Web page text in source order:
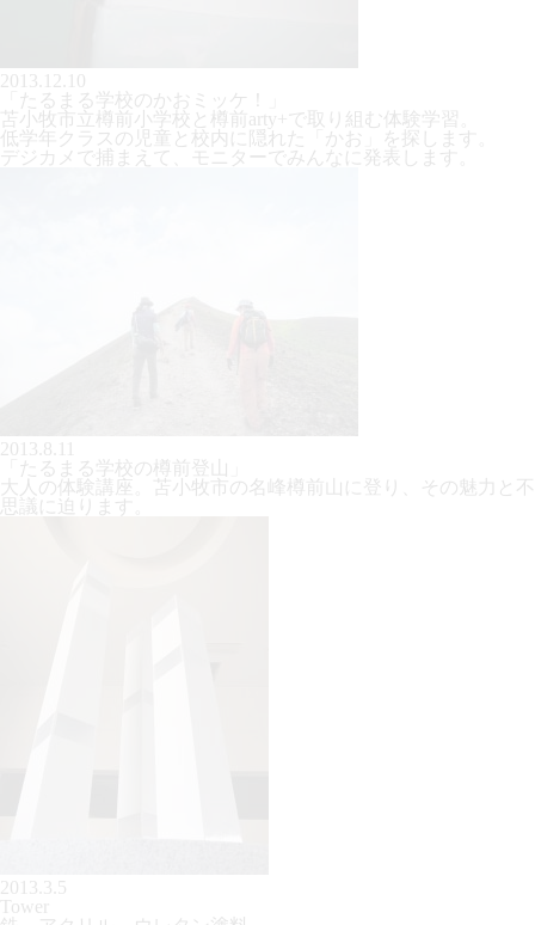
2013.12.10
「たるまる学校のかおミッケ！」
苫小牧市立樽前小学校と樽前arty+で取り組む体験学習。
低学年クラスの児童と校内に隠れた「かお」を探します。
デジカメで捕まえて、モニターでみんなに発表します。
2013.8.11
「たるまる学校の樽前登山」
大人の体験講座。苫小牧市の名峰樽前山に登り、その魅力と不
思議に迫ります。
2013.3.5
Tower